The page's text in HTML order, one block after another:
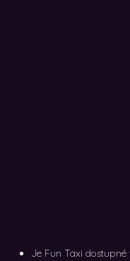
Je Fun Taxi